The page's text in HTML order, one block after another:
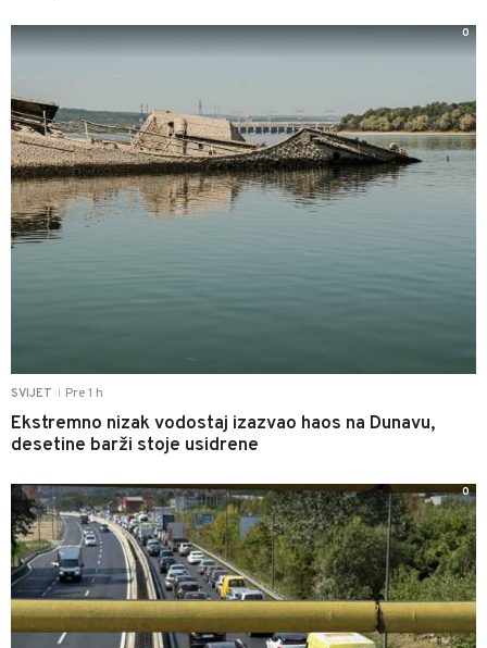
SVIJET Pre 1 h
Ekstremno nizak vodostaj izazvao haos na Dunavu,
desetine barži stoje usidrene
0
0